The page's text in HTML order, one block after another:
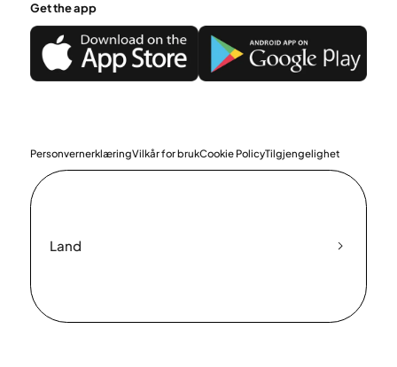
Get the app
PersonvernerklæringVilkår for brukCookie PolicyTilgjengelighet
Land